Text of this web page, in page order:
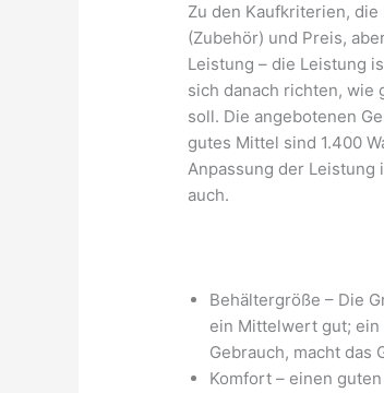
Zu den Kaufkriterien,
(Zubehör) und Preis,
Leistung – die Leistung
sich danach richten, wie
soll. Die angebotenen
gutes Mittel sind 1.400
Anpassung der Leistung
auch.
Behältergröße – Die
ein Mittelwert gut;
Gebrauch, macht das
Komfort – einen